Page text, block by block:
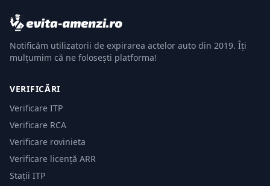
Notificăm utilizatorii de expirarea actelor auto din 2019. Îți
mulțumim că ne folosești platforma!
VERIFICĂRI
Verificare ITP
Verificare RCA
Verificare rovinieta
Verificare licență ARR
Stații ITP